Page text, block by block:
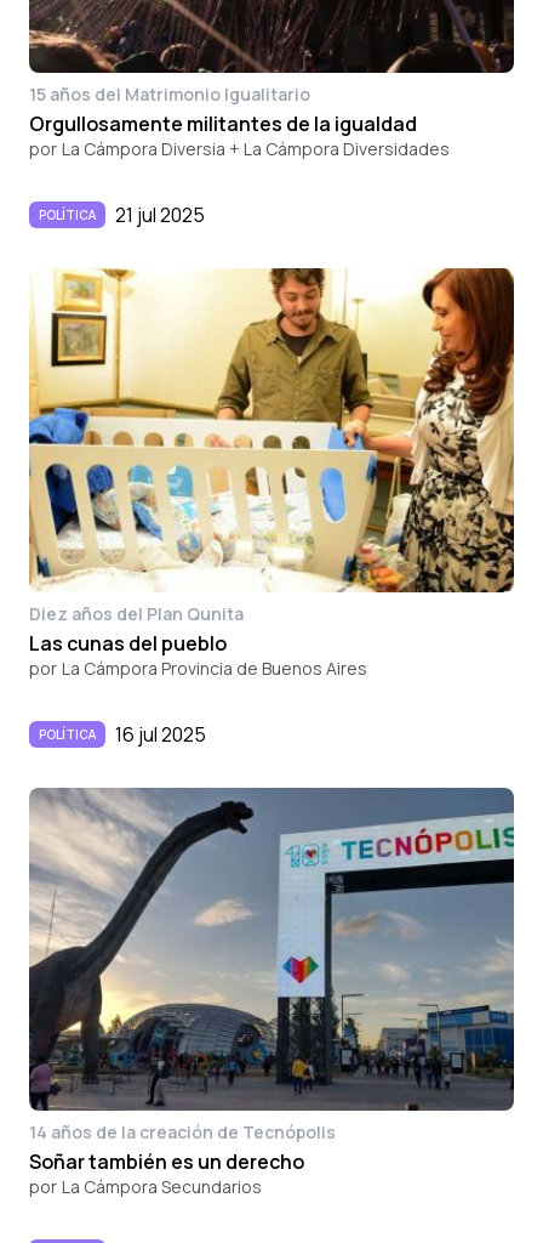
15 años del Matrimonio Igualitario
Orgullosamente militantes de la igualdad
por La Cámpora Diversia + La Cámpora Diversidades
POLÍTICA 21 jul 2025
Diez años del Plan Qunita
Las cunas del pueblo
por La Cámpora Provincia de Buenos Aires
POLÍTICA 16 jul 2025
14 años de la creación de Tecnópolis
Soñar también es un derecho
por La Cámpora Secundarios